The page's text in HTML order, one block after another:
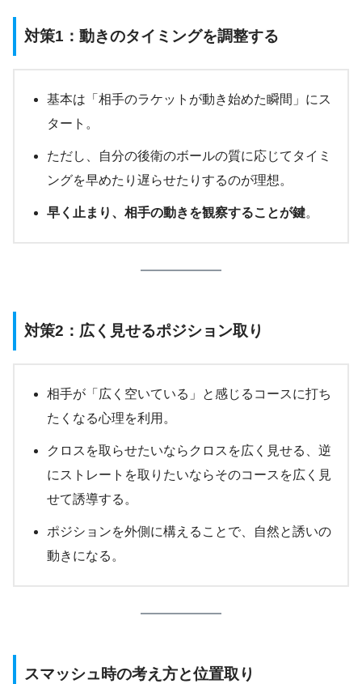
対策1：動きのタイミングを調整する
基本は「相手のラケットが動き始めた瞬間」にス
タート。
ただし、自分の後衛のボールの質に応じてタイミ
ングを早めたり遅らせたりするのが理想。
早く止まり、相手の動きを観察することが鍵。
対策2：広く見せるポジション取り
相手が「広く空いている」と感じるコースに打ち
たくなる心理を利用。
クロスを取らせたいならクロスを広く見せる、逆
にストレートを取りたいならそのコースを広く見
せて誘導する。
ポジションを外側に構えることで、自然と誘いの
動きになる。
スマッシュ時の考え方と位置取り